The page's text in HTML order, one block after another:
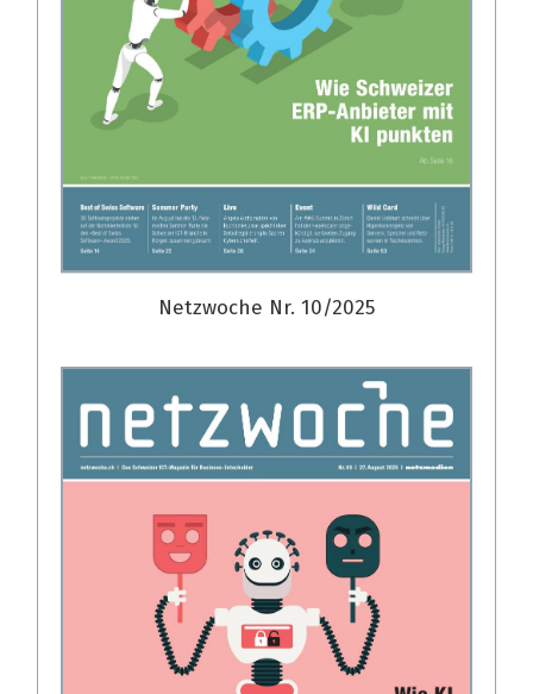
Netzwoche Nr. 10/2025